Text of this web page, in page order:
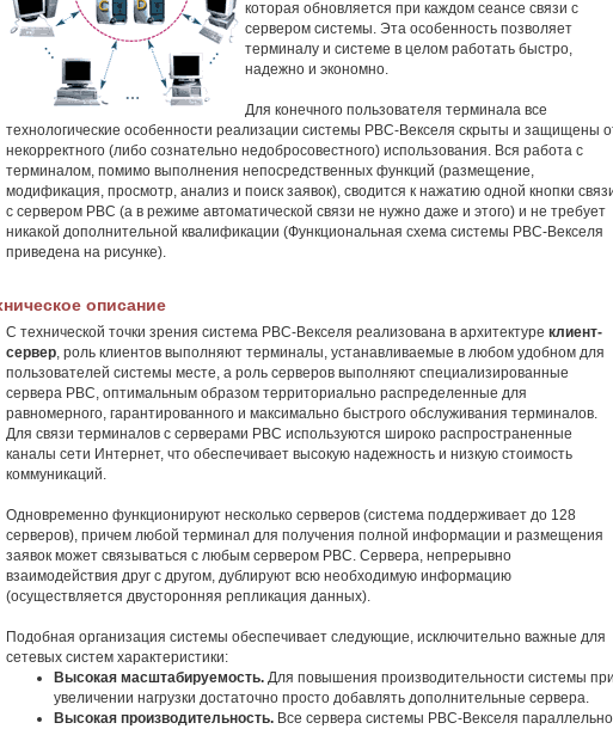
которая обновляется при каждом сеансе связи с
сервером системы. Эта особенность позволяет
терминалу и системе в целом работать быстро,
надежно и экономно.
Для конечного пользователя терминала все
технологические особенности реализации системы РВС-Векселя скрыты и защищены
некорректного (либо сознательно недобросовестного) использования. Вся работа с
терминалом, помимо выполнения непосредственных функций (размещение,
модификация, просмотр, анализ и поиск заявок), сводится к нажатию одной кнопки
с сервером РВС (а в режиме автоматической связи не нужно даже и этого) и не требует
никакой дополнительной квалификации (Функциональная схема системы РВС-Векселя
приведена на рисунке).
описание
С технической точки зрения система РВС-Векселя реализована в архитектуре клиент-
сервер, роль клиентов выполняют терминалы, устанавливаемые в любом удобном для
пользователей системы месте, а роль серверов выполняют специализированные
сервера РВС, оптимальным образом территориально распределенные для
равномерного, гарантированного и максимально быстрого обслуживания терминалов.
Для связи терминалов с серверами РВС используются широко распространенные
каналы сети Интернет, что обеспечивает высокую надежность и низкую стоимость
коммуникаций.
Одновременно функционируют несколько серверов (система поддерживает до 128
серверов), причем любой терминал для получения полной информации и размещения
заявок может связываться с любым сервером РВС. Сервера, непрерывно
взаимодействия друг с другом, дублируют всю необходимую информацию
(осуществляется двусторонняя репликация данных).
Подобная организация системы обеспечивает следующие, исключительно важные для
сетевых систем характеристики:
Высокая масштабируемость. Для повышения производительности системы
увеличении нагрузки достаточно просто добавлять дополнительные сервера.
Высокая производительность. Все сервера системы РВС-Векселя параллельно